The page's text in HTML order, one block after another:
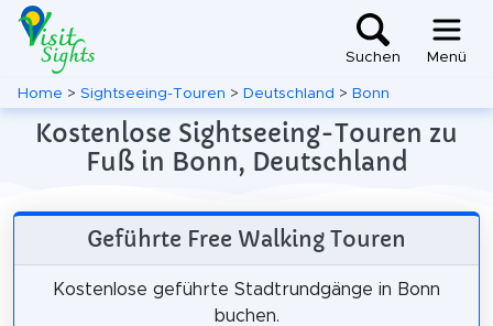
Suchen Menü
Home > Sightseeing-Touren > Deutschland > Bonn
Kostenlose Sightseeing-Touren zu
Fuß in Bonn, Deutschland
Geführte Free Walking Touren
Kostenlose geführte Stadtrundgänge in Bonn
buchen.